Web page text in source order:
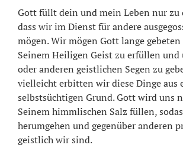
Gott füllt dein und mein Leben nur zu
dass wir im Dienst für andere
mögen. Wir mögen Gott lange
Seinem Heiligen Geist zu erfüllen und
oder anderen geistlichen Segen zu
vielleicht erbitten wir diese Dinge aus
selbstsüchtigen Grund. Gott wird uns
Seinem himmlischen Salz füllen,
herumgehen und gegenüber anderen
geistlich wir sind.